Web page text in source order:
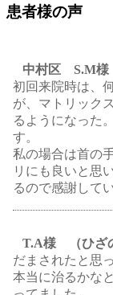
患者様の声
中村区 S.M様
初回来院時は、
が、マトリック
るようになった
す。
私の場合は首の
リにも良いと思
るので感謝して
T.A様 （ひざ
だまされたと思
本当に治るかな